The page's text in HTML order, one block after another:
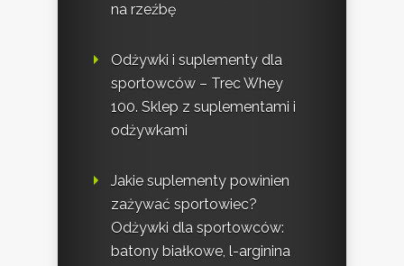
na rzeźbę
Odżywki i suplementy dla
sportowców – Trec Whey
100. Sklep z suplementami i
odżywkami
Jakie suplementy powinien
zażywać sportowiec?
Odżywki dla sportowców:
batony białkowe, l-arginina